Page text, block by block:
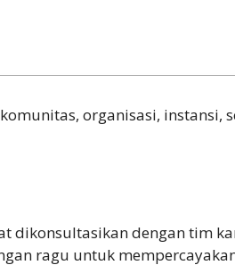
organisasi, instansi,
dikonsultasikan dengan tim
ragu untuk